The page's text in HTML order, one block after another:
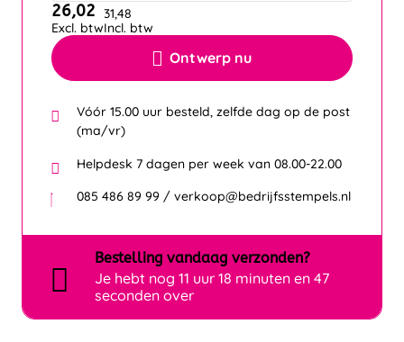
Ontwerp nu
26,02
Excl. btw
31,48
Incl. btw
Vóór 15.00 uur besteld, zelfde dag op de post
(ma/vr)
Helpdesk 7 dagen per week van 08.00-22.00
085 486 89 99 / verkoop@bedrijfsstempels.nl
Bestelling vandaag verzonden?
Je hebt nog 11 uur 18 minuten en 47
seconden over